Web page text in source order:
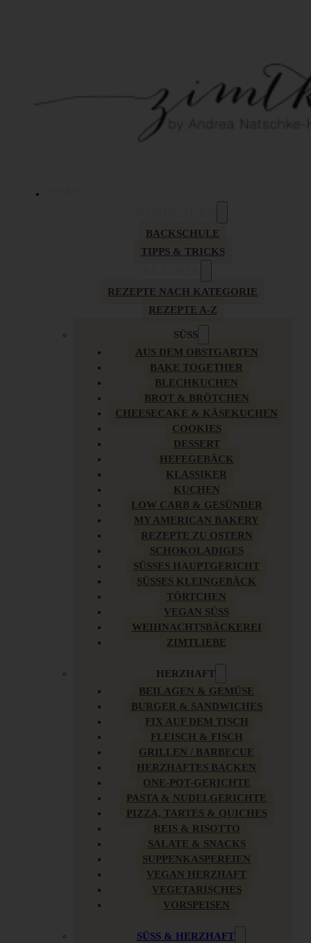
BACKSCHULE
TIPPS & TRICKS
REZEPTE NACH KATEGORIE
REZEPTE A-Z
SÜSS
AUS DEM OBSTGARTEN
BAKE TOGETHER
BLECHKUCHEN
BROT & BRÖTCHEN
CHEESECAKE & KÄSEKUCHEN
COOKIES
DESSERT
HEFEGEBÄCK
KLASSIKER
KUCHEN
LOW CARB & GESÜNDER
MY AMERICAN BAKERY
REZEPTE ZU OSTERN
SCHOKOLADIGES
SÜSSES HAUPTGERICHT
SÜSSES KLEINGEBÄCK
TÖRTCHEN
VEGAN SÜSS
WEIHNACHTSBÄCKEREI
ZIMTLIEBE
HERZHAFT
BEILAGEN & GEMÜSE
BURGER & SANDWICHES
FIX AUF DEM TISCH
FLEISCH & FISCH
GRILLEN / BARBECUE
HERZHAFTES BACKEN
ONE-POT-GERICHTE
PASTA & NUDELGERICHTE
PIZZA, TARTES & QUICHES
REIS & RISOTTO
SALATE & SNACKS
SUPPENKASPEREIEN
VEGAN HERZHAFT
VEGETARISCHES
VORSPEISEN
SÜSS & HERZHAFT